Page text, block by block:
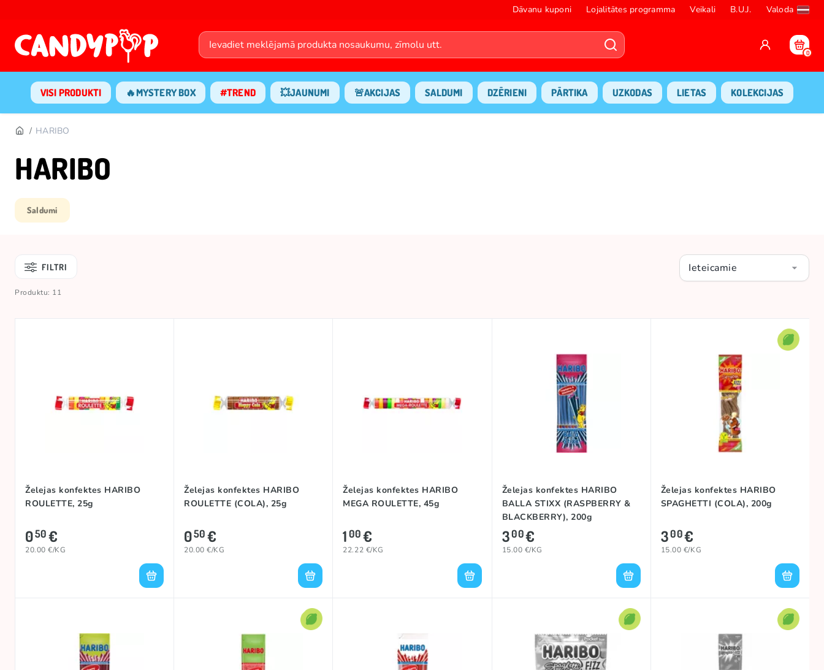
Dāvanu kuponi Lojalitātes programma Veikali B.U.J. Valoda
0
VISI PRODUKTI 🔥MYSTERY BOX #TREND 💥JAUNUMI 🚨AKCIJAS SALDUMI DZĒRIENI PĀRTIKA UZKODAS LIETAS KOLEKCIJAS
HARIBO
HARIBO
Saldumi
FILTRI Ieteicamie
Produktu: 11
Želejas konfektes HARIBO
ROULETTE, 25g
050€
20.00 €/KG
Želejas konfektes HARIBO
ROULETTE (COLA), 25g
050€
20.00 €/KG
Želejas konfektes HARIBO
MEGA ROULETTE, 45g
100€
22.22 €/KG
Želejas konfektes HARIBO
BALLA STIXX (RASPBERRY &
BLACKBERRY), 200g
300€
15.00 €/KG
Želejas konfektes HARIBO
SPAGHETTI (COLA), 200g
300€
15.00 €/KG